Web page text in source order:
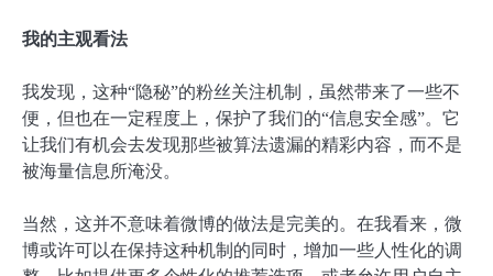
我的主观看法
我发现，这种“隐秘”的粉丝关注机制，虽然带来了一些不
便，但也在一定程度上，保护了我们的“信息安全感”。它
让我们有机会去发现那些被算法遗漏的精彩内容，而不是
被海量信息所淹没。
当然，这并不意味着微博的做法是完美的。在我看来，微
博或许可以在保持这种机制的同时，增加一些人性化的调